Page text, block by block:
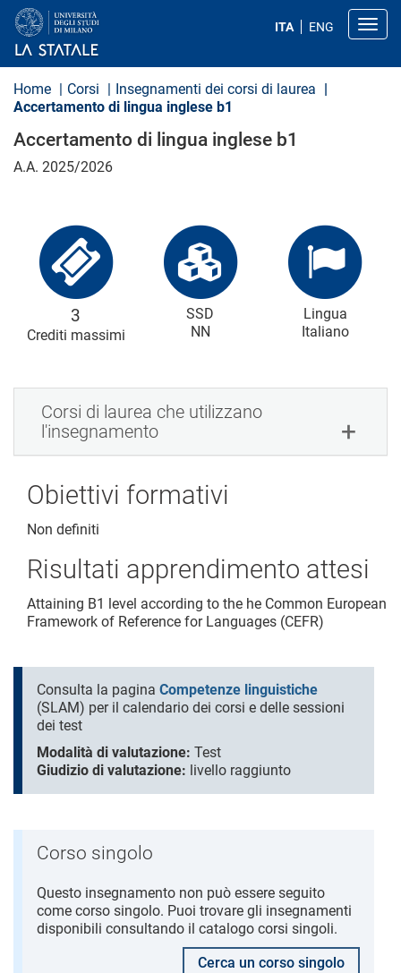
a
ITA ENG
Home Corsi
Insegnamenti dei corsi di laurea
Accertamento di lingua inglese b1
Accertamento di lingua inglese b1
A.A. 2025/2026
3
Crediti massimi
SSD
NN
Lingua
Italiano
Corsi di laurea che utilizzano
l'insegnamento
Obiettivi formativi
Non definiti
Risultati apprendimento attesi
Attaining B1 level according to the he Common European
Framework of Reference for Languages (CEFR)
Consulta la pagina Competenze linguistiche
(SLAM) per il calendario dei corsi e delle sessioni
dei test
Modalità di valutazione: Test
Giudizio di valutazione: livello raggiunto
Corso singolo
Questo insegnamento non può essere seguito
come corso singolo. Puoi trovare gli insegnamenti
disponibili consultando il catalogo corsi singoli.
Cerca un corso singolo